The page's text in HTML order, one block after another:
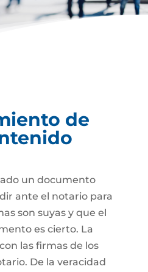
de
un documento
ante el notario para
son suyas y que el
es cierto. La
las firmas de los
De la veracidad